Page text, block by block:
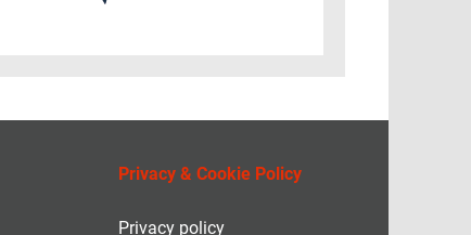
Privacy & Cookie Policy
Privacy policy